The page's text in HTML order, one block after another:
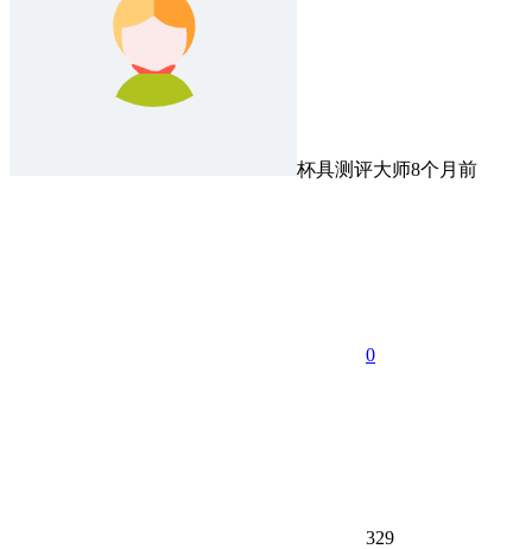
杯具测评大师8个月前
0
329